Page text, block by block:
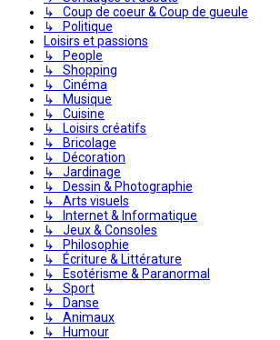
↳ Coup de coeur & Coup de gueule
↳ Politique
Loisirs et passions
↳ People
↳ Shopping
↳ Cinéma
↳ Musique
↳ Cuisine
↳ Loisirs créatifs
↳ Bricolage
↳ Décoration
↳ Jardinage
↳ Dessin & Photographie
↳ Arts visuels
↳ Internet & Informatique
↳ Jeux & Consoles
↳ Philosophie
↳ Écriture & Littérature
↳ Esotérisme & Paranormal
↳ Sport
↳ Danse
↳ Animaux
↳ Humour